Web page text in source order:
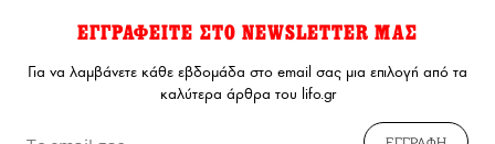
ΕΓΓΡΑΦΕΙΤΕ ΣΤΟ NEWSLETTER ΜΑΣ
Για να λαμβάνετε κάθε εβδομάδα στο email σας μια επιλογή από τα
καλύτερα άρθρα του lifo.gr